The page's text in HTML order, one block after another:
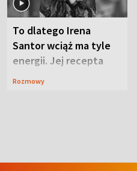
To dlatego Irena
Santor wciąż ma tyle
energii. Jej recepta
jest zaskakująco
Rozmowy